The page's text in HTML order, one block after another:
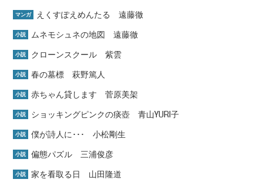
マンガ えくすぽえめんたる 遠藤徹
小説 ムネモシュネの地図 遠藤徹
小説 クローンスクール 紫雲
小説 春の墓標 萩野篤人
小説 赤ちゃん貸します 菅原美架
小説 ショッキングピンクの痰壺 青山YURI子
小説 僕が詩人に･･･ 小松剛生
小説 偏態パズル 三浦俊彦
小説 家を看取る日 山田隆道